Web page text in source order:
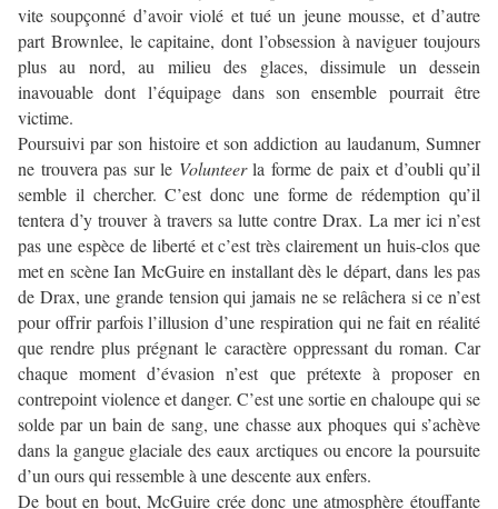
vite soupçonné d’avoir violé et tué un jeune mousse, et d’autre
part Brownlee, le capitaine, dont l’obsession à naviguer toujours
plus au nord, au milieu des glaces, dissimule un dessein
inavouable dont l’équipage dans son ensemble pourrait être
victime.
Poursuivi par son histoire et son addiction au laudanum, Sumner
ne trouvera pas sur le Volunteerla forme de paix et d’oubli qu’il
semble il chercher. C’est donc une forme de rédemption qu’il
tentera d’y trouver à travers sa lutte contre Drax. La mer ici n’est
pas une espèce de liberté et c’est très clairement un huis-clos que
met en scène Ian McGuire en installant dès le départ, dans les pas
de Drax, une grande tension qui jamais ne se relâchera si ce n’est
pour offrir parfois l’illusion d’une respiration qui ne fait en réalité
que rendre plus prégnant le caractère oppressant du roman. Car
chaque moment d’évasion n’est que prétexte à proposer en
contrepoint violence et danger. C’est une sortie en chaloupe qui se
solde par un bain de sang, une chasse aux phoques qui s’achève
dans la gangue glaciale des eaux arctiques ou encore la poursuite
d’un ours qui ressemble à une descente aux enfers.
De bout en bout, McGuire crée donc une atmosphère étouffante